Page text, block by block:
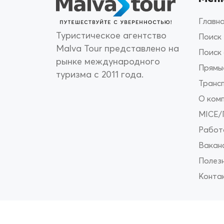
Туристическое агентство
Malva Tour представлено на
рынке международного
туризма с 2011 года.
Поиск
Поиск
О
MICE/